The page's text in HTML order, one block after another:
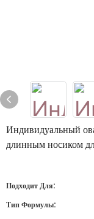
Индивидуальный
длинным носиком
Подходит Для:
Тип Формулы: